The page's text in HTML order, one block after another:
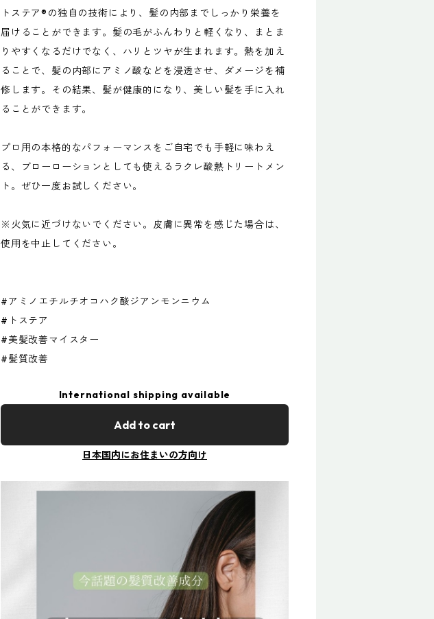
トステア®️の独自の技術により、髪の内部までしっかり栄養を
届けることができます。髪の毛がふんわりと軽くなり、まとま
りやすくなるだけでなく、ハリとツヤが生まれます。熱を加え
ることで、髪の内部にアミノ酸などを浸透させ、ダメージを補
修します。その結果、髪が健康的になり、美しい髪を手に入れ
ることができます。
プロ用の本格的なパフォーマンスをご自宅でも手軽に味わえ
る、ブローローションとしても使えるラクレ酸熱トリートメン
ト。ぜひ一度お試しください。
※火気に近づけないでください。皮膚に異常を感じた場合は、
使用を中止してください。
#アミノエチルチオコハク酸ジアンモンニウム
#トステア
#美髪改善マイスター
#髪質改善
International shipping available
Add to cart
日本国内にお住まいの方向け